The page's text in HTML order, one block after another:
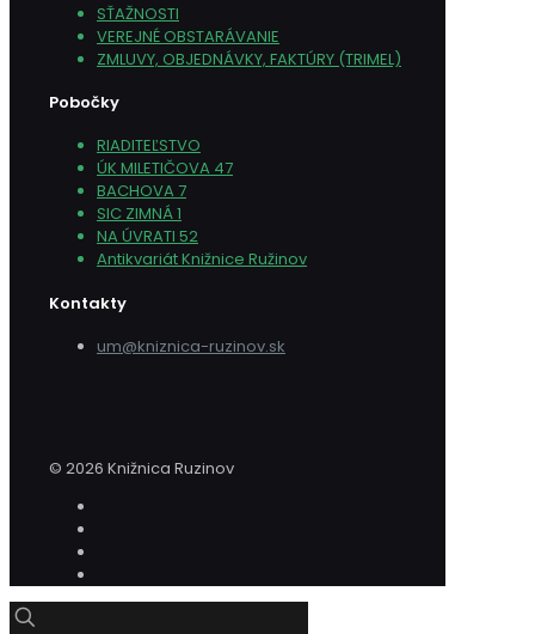
SŤAŽNOSTI
VEREJNÉ OBSTARÁVANIE
ZMLUVY, OBJEDNÁVKY, FAKTÚRY (TRIMEL)
Pobočky
RIADITEĽSTVO
ÚK MILETIČOVA 47
BACHOVA 7
SIC ZIMNÁ 1
NA ÚVRATI 52
Antikvariát Knižnice Ružinov
Kontakty
um@kniznica-ruzinov.sk
© 2026 Knižnica Ruzinov